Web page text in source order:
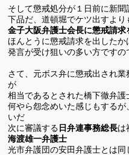
そして懲戒処分が１日前に新
下品だ、道頓堀でケツ出すより
金子大阪弁護士会長に懲戒請
ほんとうに懲戒請求を出したか
発言が受け狙いの多い方ですの
さて、元ボス弁に懲戒出され
が
相当であるとされた橋下徹弁護
何やら怨念めいた感じもする
いだ
次に審議する 日弁連事務総長は
海渡雄一弁護士
光市弁護団の安田弁護士とは同